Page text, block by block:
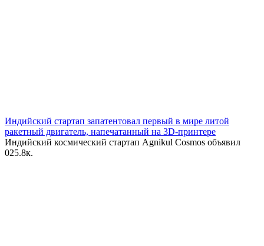
Индийский стартап запатентовал первый в мире литой
ракетный двигатель, напечатанный на 3D-принтере
Индийский космический стартап Agnikul Cosmos объявил
025.8к.